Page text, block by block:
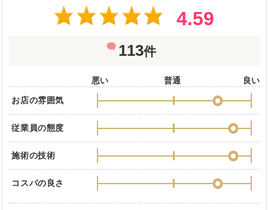
4.59
113件
悪い 普通 良い
お店の雰囲気
従業員の態度
施術の技術
コスパの良さ